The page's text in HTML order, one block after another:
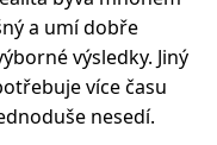
a umí dobře
výsledky. Jiný
více času
nesedí.